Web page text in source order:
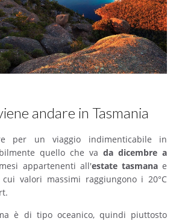
andare in Tasmania
per un viaggio indimenticabile in
quello che va da dicembre a
appartenenti all'estate tasmanae
valori massimi raggiungono i 20°C
è di tipo oceanico, quindi piuttosto